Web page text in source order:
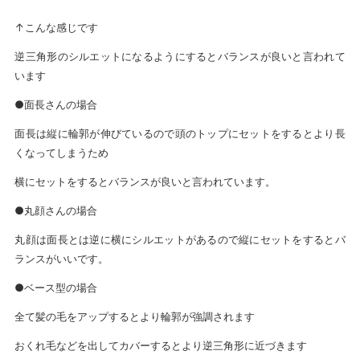
↑こんな感じです
逆三角形のシルエットになるようにするとバランスが良いと言われて
います
●面長さんの場合
面長は縦に輪郭が伸びているので頭のトップにセットをするとより長
くなってしまうため
横にセットをするとバランスが良いと言われています。
●丸顔さんの場合
丸顔は面長とは逆に横にシルエットがあるので縦にセットをするとバ
ランスがいいです。
●ベース型の場合
全て髪の毛をアップするとより輪郭が強調されます
おくれ毛などを出してカバーするとより逆三角形に近づきます